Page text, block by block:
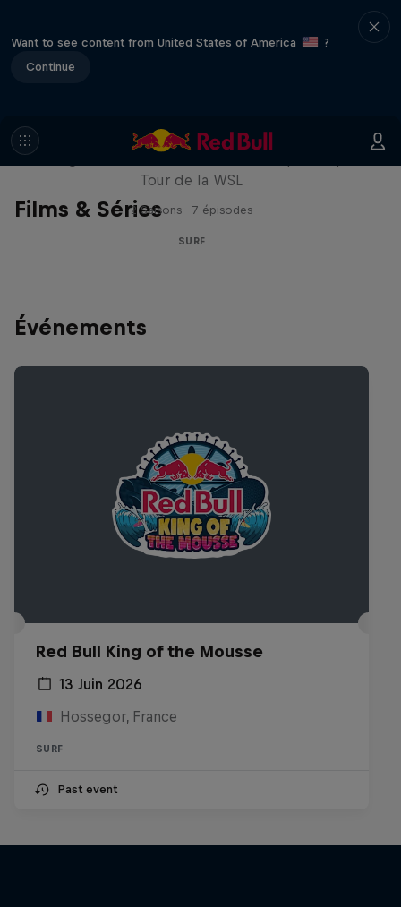
Want to see content from United States of America
?
Continue
Films & Séries
Inside Pro Surfing
Tour de la WSL
2 Saisons · 7 épisodes
SURF
Événements
Red Bull King of the Mousse
13 Juin 2026
Hossegor, France
SURF
Past event